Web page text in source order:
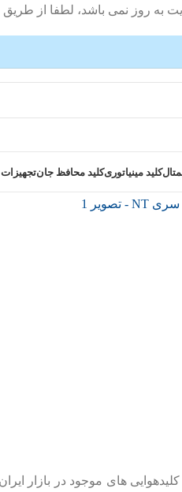
به روز نمی باشد، لطفا از
کلید مینیاتوریکلید محافظ جان